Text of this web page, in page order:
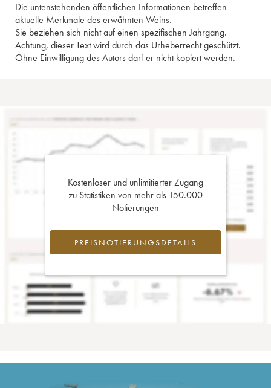
Die untenstehenden öffentlichen Informationen betreffen
aktuelle Merkmale des erwähnten Weins.
Sie beziehen sich nicht auf einen spezifischen Jahrgang.
Achtung, dieser Text wird durch das Urheberrecht geschützt.
Ohne Einwilligung des Autors darf er nicht kopiert werden.
Kostenloser und unlimitierter Zugang
zu Statistiken von mehr als 150.000
Notierungen
PREISNOTIERUNGSDETAILS